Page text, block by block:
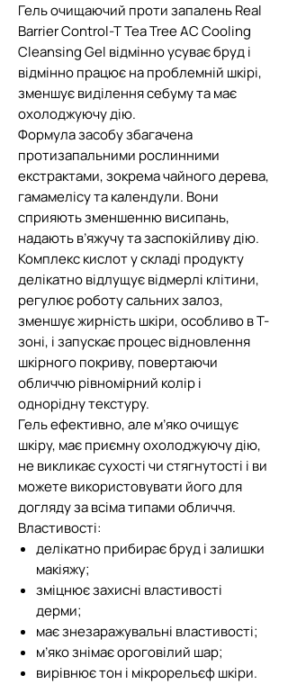
Гель очищаючий проти запалень Real
Barrier Control-T Tea Tree AC Cooling
Cleansing Gel відмінно усуває бруд і
відмінно працює на проблемній шкірі,
зменшує виділення себуму та має
охолоджуючу дію.
Формула засобу збагачена
протизапальними рослинними
екстрактами, зокрема чайного дерева,
гамамелісу та календули. Вони
сприяють зменшенню висипань,
надають в’яжучу та заспокійливу дію.
Комплекс кислот у складі продукту
делікатно відлущує відмерлі клітини,
регулює роботу сальних залоз,
зменшує жирність шкіри, особливо в Т-
зоні, і запускає процес відновлення
шкірного покриву, повертаючи
обличчю рівномірний колір і
однорідну текстуру.
Гель ефективно, але м’яко очищує
шкіру, має приємну охолоджуючу дію,
не викликає сухості чи стягнутості і ви
можете використовувати його для
догляду за всіма типами обличчя.
Властивості:
делікатно прибирає бруд і залишки
макіяжу;
зміцнює захисні властивості
дерми;
має знезаражувальні властивості;
м’яко знімає ороговілий шар;
вирівнює тон і мікрорельєф шкіри.